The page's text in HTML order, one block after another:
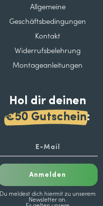
Allgemeine
Geschäftsbedingungen
Kontakt
Widerrufsbelehrung
Montageanleitungen
Hol dir deinen
€50 Gutschein:
Anmelden
Du meldest dich hiermit zu unserem
Newsletter an.